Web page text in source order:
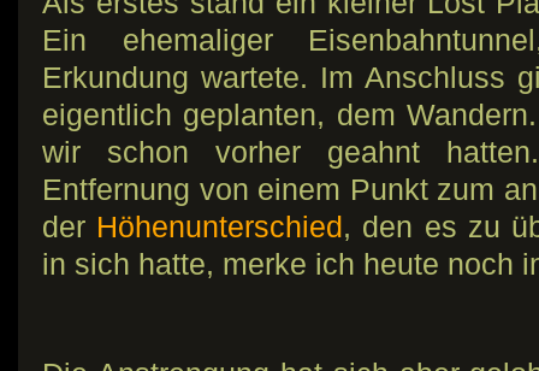
Ein ehemaliger
Erkundung wartete. Im Anschluss
eigentlich geplanten, dem
wir schon vorher geahnt
Entfernung von einem Punkt zum
der Höhenunterschied , den es zu
in sich hatte, merke ich heute noch